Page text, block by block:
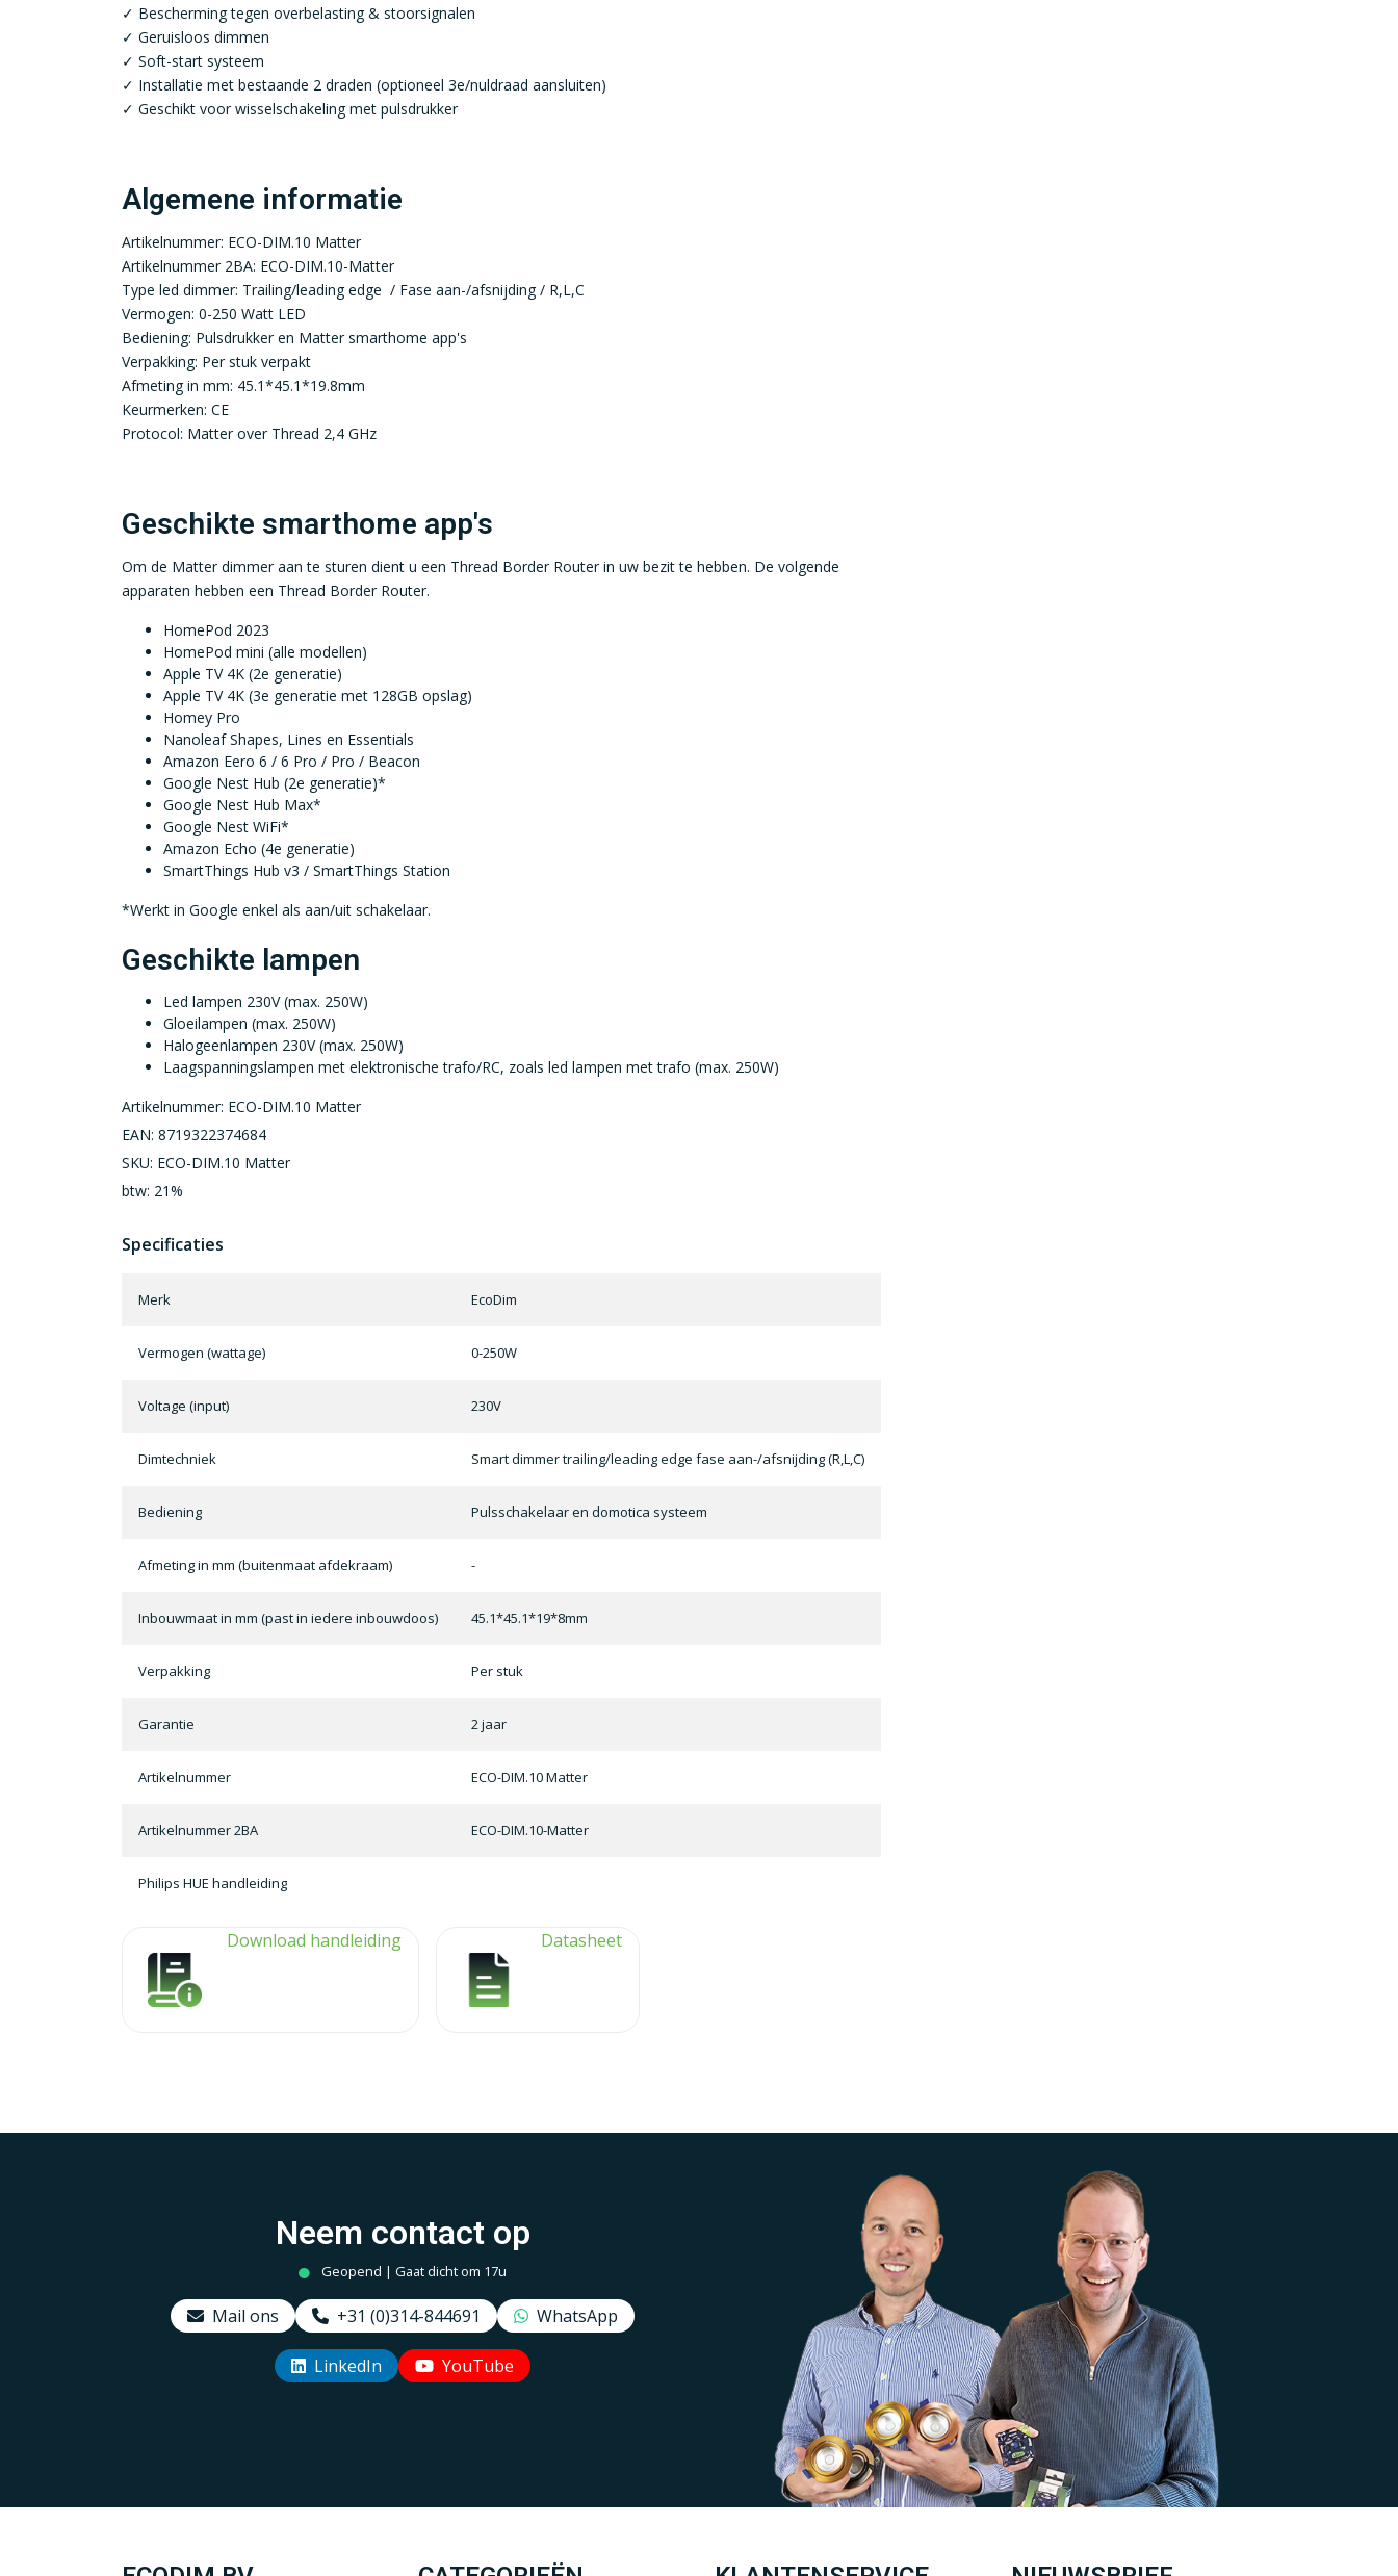
✓ Bescherming tegen overbelasting & stoorsignalen
✓ Geruisloos dimmen
✓ Soft-start systeem
✓ Installatie met bestaande 2 draden (optioneel 3e/nuldraad aansluiten)
✓ Geschikt voor wisselschakeling met pulsdrukker
Algemene informatie
Artikelnummer: ECO-DIM.10 Matter
Artikelnummer 2BA: ECO-DIM.10-Matter
Type led dimmer: Trailing/leading edge / Fase aan-/afsnijding / R,L,C
Vermogen: 0-250 Watt LED
Bediening: Pulsdrukker en Matter smarthome app's
Verpakking: Per stuk verpakt
Afmeting in mm: 45.1*45.1*19.8mm
Keurmerken: CE
Protocol: Matter over Thread 2,4 GHz
Geschikte smarthome app's
Om de Matter dimmer aan te sturen dient u een Thread Border Router in uw bezit te hebben. De volgende
apparaten hebben een Thread Border Router.
HomePod 2023
HomePod mini (alle modellen)
Apple TV 4K (2e generatie)
Apple TV 4K (3e generatie met 128GB opslag)
Homey Pro
Nanoleaf Shapes, Lines en Essentials
Amazon Eero 6 / 6 Pro / Pro / Beacon
Google Nest Hub (2e generatie)*
Google Nest Hub Max*
Google Nest WiFi*
Amazon Echo (4e generatie)
SmartThings Hub v3 / SmartThings Station
*Werkt in Google enkel als aan/uit schakelaar.
Geschikte lampen
Led lampen 230V (max. 250W)
Gloeilampen (max. 250W)
Halogeenlampen 230V (max. 250W)
Laagspanningslampen met elektronische trafo/RC, zoals led lampen met trafo (max. 250W)
Artikelnummer: ECO-DIM.10 Matter
EAN: 8719322374684
SKU: ECO-DIM.10 Matter
btw: 21%
Specificaties
Merk EcoDim
Vermogen (wattage) 0-250W
Voltage (input) 230V
Dimtechniek Smart dimmer trailing/leading edge fase aan-/afsnijding (R,L,C)
Bediening Pulsschakelaar en domotica systeem
Afmeting in mm (buitenmaat afdekraam) -
Inbouwmaat in mm (past in iedere inbouwdoos) 45.1*45.1*19*8mm
Verpakking Per stuk
Garantie 2 jaar
Artikelnummer ECO-DIM.10 Matter
Artikelnummer 2BA ECO-DIM.10-Matter
Philips HUE handleiding
Download handleiding Datasheet
Neem contact op
Geopend | Gaat dicht om 17u
Mail ons +31 (0)314-844691 WhatsApp
LinkedIn YouTube
Uw EcoDim team